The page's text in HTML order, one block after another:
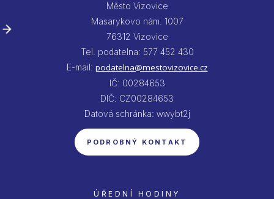
Město Vizovice
Masarykovo nám. 1007
76312 Vizovice
Tel. podatelna: 577 452 430
E-mail: podatelna@mestovizovice.cz
IČ: 00284653
DIČ: CZ00284653
Datová schránka: wwybt2j
PODROBNÝ KONTAKT
ÚŘEDNÍ HODINY